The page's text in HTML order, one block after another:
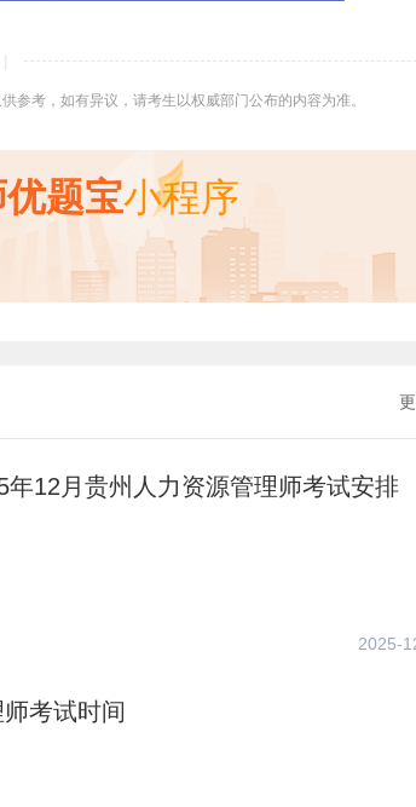
参考，如有异议，请考生以权威部门公布的内容为准。
题宝小程序
年12月贵州人力资源管理师考试安排
2025-
考试时间